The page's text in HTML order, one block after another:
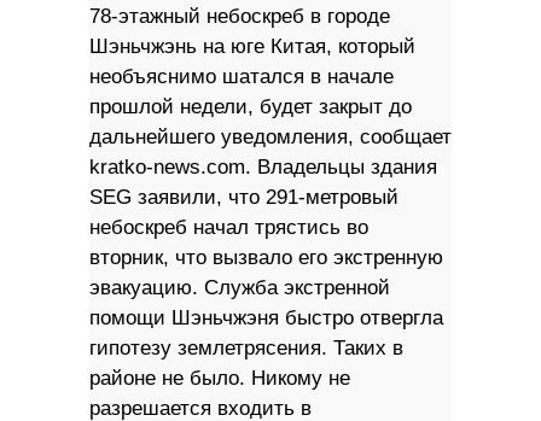
78-этажный небоскреб в городе
Шэньчжэнь на юге Китая, который
необъяснимо шатался в начале
прошлой недели, будет закрыт до
дальнейшего уведомления, сообщает
kratko-news.com. Владельцы здания
SEG заявили, что 291-метровый
небоскреб начал трястись во
вторник, что вызвало его экстренную
эвакуацию. Служба экстренной
помощи Шэньчжэня быстро отвергла
гипотезу землетрясения. Таких в
районе не было. Никому не
разрешается входить в